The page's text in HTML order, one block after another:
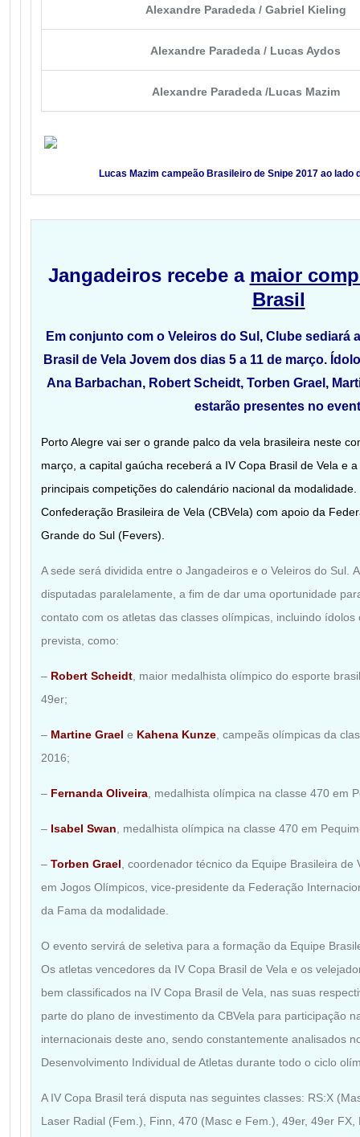
Alexandre Paradeda / Gabriel Kieling
Alexandre Paradeda / Lucas Aydos
Alexandre Paradeda /Lucas Mazim
Lucas Mazim campeão Brasileiro de Snipe 2017 ao lado
Jangadeiros recebe a maior
Brasil
Em conjunto com o Veleiros do Sul, Clube sediará
Brasil de Vela Jovem dos dias 5 a 11 de março.
Ana Barbachan, Robert Scheidt, Torben Grael,
estarão presentes no
Porto Alegre vai ser o grande palco da vela brasileira neste
março, a capital gaúcha receberá a IV Copa Brasil de Vela e
principais competições do calendário nacional da
Confederação Brasileira de Vela (CBVela) com apoio da
Grande do Sul (Fevers).
A sede será dividida entre o Jangadeiros e o Veleiros do Sul.
disputadas paralelamente, a fim de dar uma oportunidade
contato com os atletas das classes olímpicas, incluindo ídolos
prevista, como:
– Robert Scheidt , maior medalhista olímpico do esporte
49er;
– Martine Grael e Kahena Kunze , campeãs olímpicas da
2016;
– Fernanda Oliveira , medalhista olímpica na classe 470 em
– Isabel Swan , medalhista olímpica na classe 470 em
– Torben Grael , coordenador técnico da Equipe Brasileira
em Jogos Olímpicos, vice-presidente da Federação
da Fama da modalidade.
O evento servirá de seletiva para a formação da Equipe
Os atletas vencedores da IV Copa Brasil de Vela e os
bem classificados na IV Copa Brasil de Vela, nas suas
parte do plano de investimento da CBVela para participação
internacionais deste ano, sendo constantemente analisados
Desenvolvimento Individual de Atletas durante todo o ciclo
A IV Copa Brasil terá disputa nas seguintes classes: RS:X
Laser Radial (Fem.), Finn, 470 (Masc e Fem.), 49er, 49er